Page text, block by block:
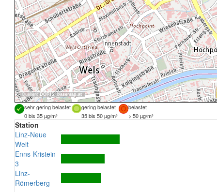
Quellen: DORIS, basemap.at
sehr gering belastet gering belastet
belastet
0 bis 35 µg/m³
35 bis 50 µg/m³ > 50 µg/m³
Station
Linz-Neue
Welt
Enns-Kristein
3
Linz-
Römerberg